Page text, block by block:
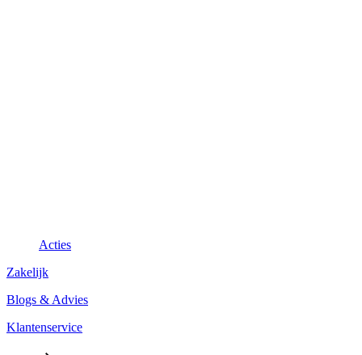
Acties
Zakelijk
Blogs & Advies
Klantenservice